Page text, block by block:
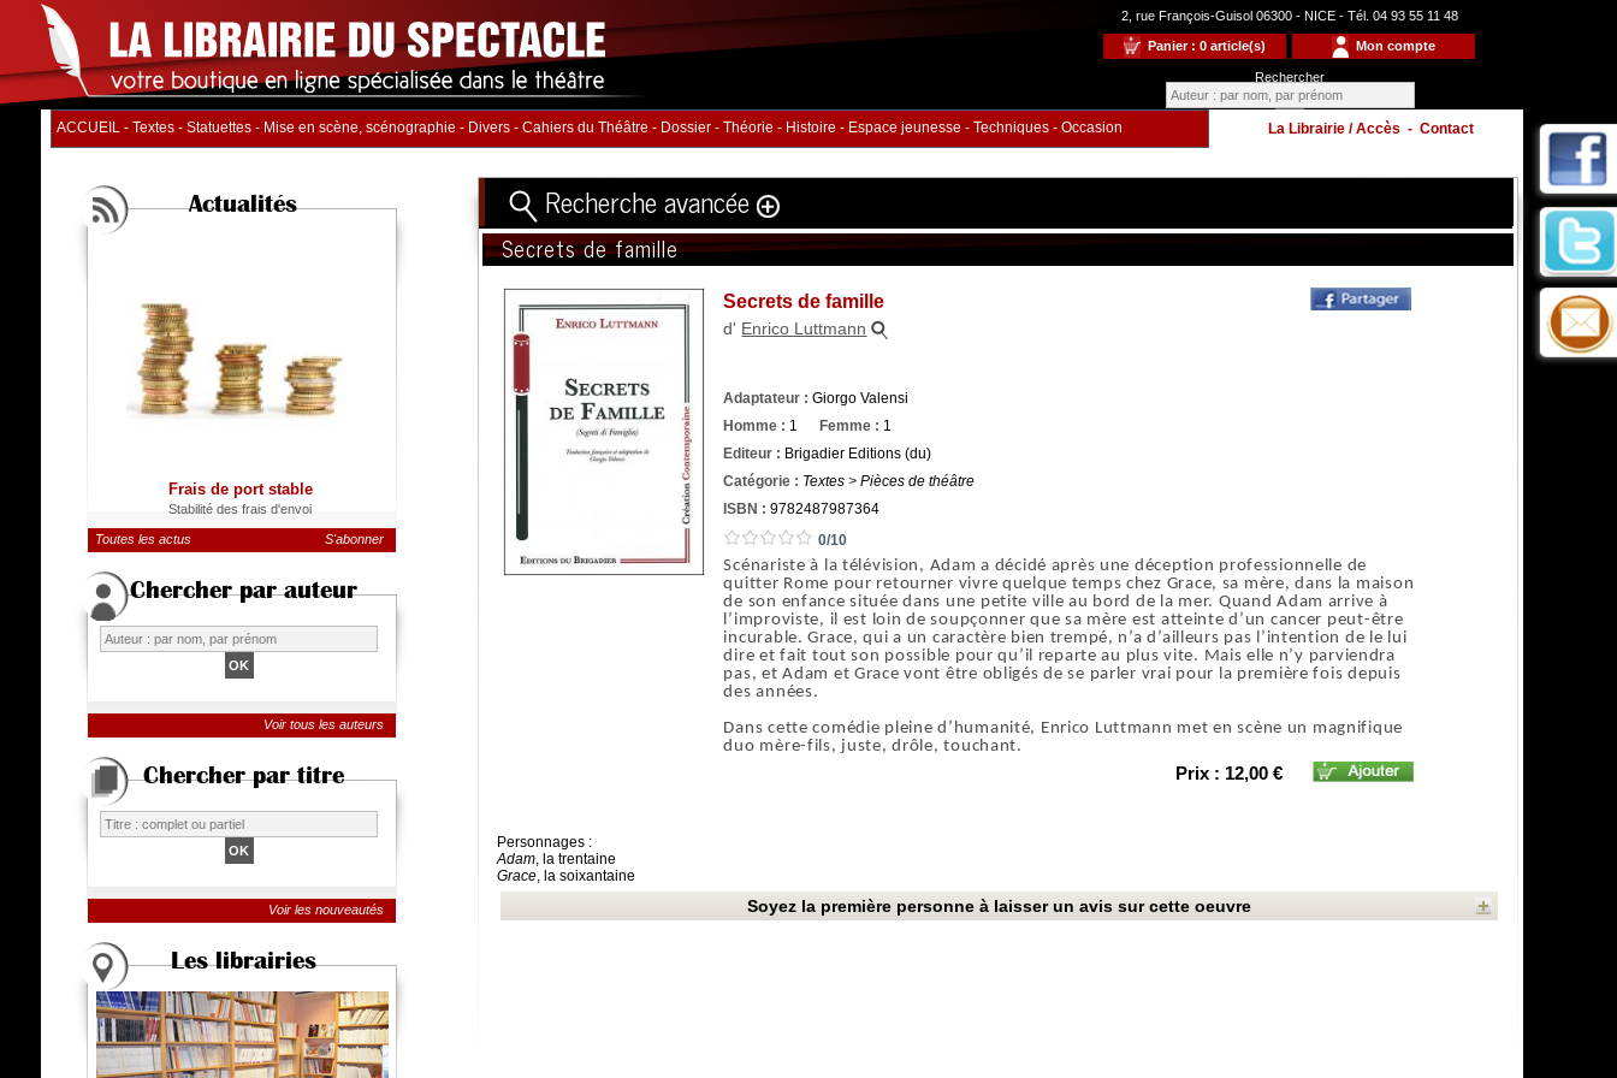
2, rue François-Guisol 06300 - NICE - Tél. 04 93 55 11 48
Panier : 0 article(s) Mon compte
Rechercher
ACCUEIL - Textes - Statuettes - Mise en scène, scénographie - Divers - Cahiers du Théâtre - Dossier - Théorie - Histoire - Espace jeunesse - Techniques - Occasion La Librairie / Accès - Contact
Actualités
Frais de port stable
Stabilité des frais d'envoi
Toutes les actus S'abonner
Chercher par auteur
Voir tous les auteurs
Chercher par titre
Voir les nouveautés
Les librairies
Recherche avancée
Titre Volume
Auteur
Distribution:
Nb. d'hommes :
Nb. Femmes
Catégorie
Secrets de famille
Secrets de famille
d' Enrico Luttmann
Adaptateur : Giorgo Valensi
Homme : 1 Femme : 1
Editeur : Brigadier Editions (du)
Catégorie : Textes > Pièces de théâtre
ISBN : 9782487987364
0/10
Scénariste à la télévision, Adam a décidé après une déception professionnelle de
quitter Rome pour retourner vivre quelque temps chez Grace, sa mère, dans la maison
de son enfance située dans une petite ville au bord de la mer. Quand Adam arrive à
l’improviste, il est loin de soupçonner que sa mère est atteinte d’un cancer peut-être
incurable. Grace, qui a un caractère bien trempé, n’a d’ailleurs pas l’intention de le lui
dire et fait tout son possible pour qu’il reparte au plus vite. Mais elle n’y parviendra
pas, et Adam et Grace vont être obligés de se parler vrai pour la première fois depuis
des années.
Dans cette comédie pleine d’humanité, Enrico Luttmann met en scène un magnifique
duo mère-fils, juste, drôle, touchant.
Prix : 12,00 €
Personnages :
Adam, la trentaine
Grace, la soixantaine
Soyez la première personne à laisser un avis sur cette oeuvre